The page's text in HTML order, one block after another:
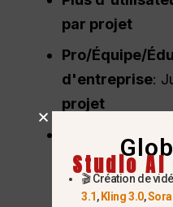
par projet
Pro/Équipe/
d'entreprise:
projet
Les fichiers
calcul de la
heurespour les
Studio AI
🎬 Création de
3.1,Kling 3.0,